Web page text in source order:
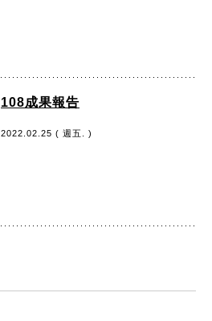
108成果報告
2022.02.25 ( 週五. )